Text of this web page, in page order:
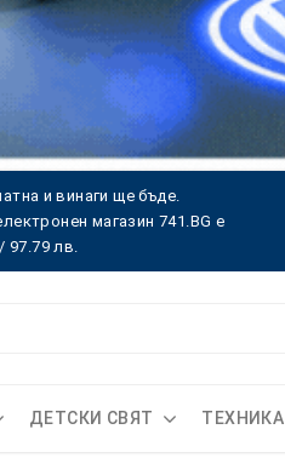
и винаги ще бъде.
магазин 741.BG е
97.79 лв.
ДЕТСКИ СВЯТ ТЕХНИКА